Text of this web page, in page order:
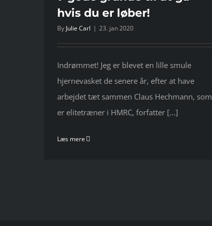
hvis du er løber!
By Julie Carl | 23. jan 2020
Indrømmet! Jeg er blevet en lille smule
hjernevasket de senere år, efter at have
arbejdet tæt sammen Claus Hechmann, som
er elitetræner i HMRC, forfatter [...]
Læs mere